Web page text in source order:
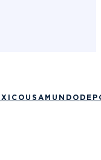
USA MUNDO